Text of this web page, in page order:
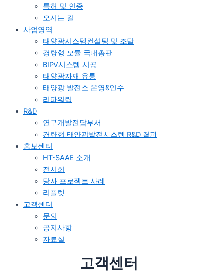
특허 및 인증
오시는 길
사업영역
태양광시스템컨설팅 및 조달
경량형 모듈 국내총판
BIPV시스템 시공
태양광자재 유통
태양광 발전소 운영&인수
리파워링
R&D
연구개발전담부서
경량형 태양광발전시스템 R&D 결과
홍보센터
HT-SAAE 소개
전시회
당사 프로젝트 사례
리플렛
고객센터
문의
공지사항
자료실
고객센터